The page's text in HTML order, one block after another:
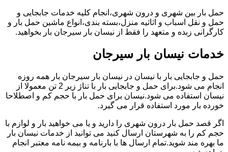
حمل بار بین شهری و درون شهری،انجام کلیه خدمات جابجایی و
حمل و نقل اسباب و اثاثیه منزل،بسته بندی،انواع ماشین حمل بار و
کارگرانی زبده و متعهد را فقط از نیسان بار سیرجان بار بخواهید.
خدمات نیسان بار سیرجان
حمل و جابجایی بار با نیسان در نیسان بار سیرجان بار همه روزه
انجام می شود.برای حمل و جابجایی بار با تناژ زیر 2 تن معمولا از
نیسان استفاده می شود.نیسان برای حمل بار با حجم کم و اصطلاحا
خورده بار مورد استفاده قرار می گیرد.
اگر قصد حمل بار درون شهری را دارید و یا می خواهید بار و لوازم با
حجم کم را به شهرستان ارسال کنید می توانید از خدمات نیسان بار
ما بهره مند شوید.تمام ارسال ها با بارنامه و بیمه نامه معتبر انجام